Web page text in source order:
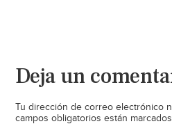
Deja un
Tu dirección de correo electrónico
campos obligatorios están